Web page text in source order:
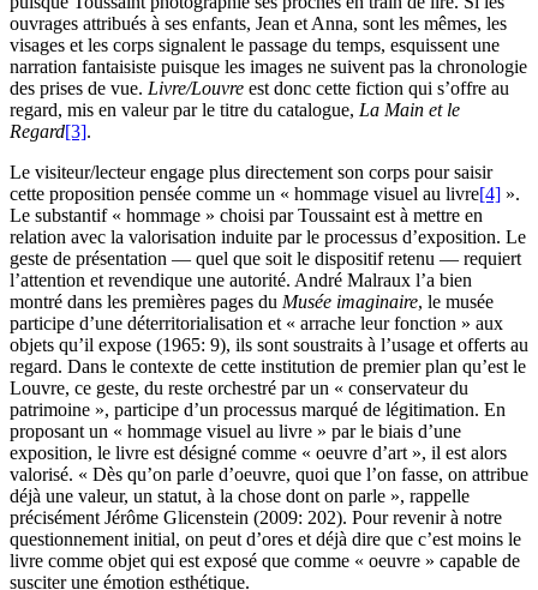
ouvrages attribués à ses enfants, Jean et Anna, sont les mêmes, les
visages et les corps signalent le passage du temps, esquissent une
narration fantaisiste puisque les images ne suivent pas la chronologie
des prises de vue. Livre/Louvre est donc cette fiction qui s’offre au
regard, mis en valeur par le titre du catalogue, La Main et le
Regard[3].
Le visiteur/lecteur engage plus directement son corps pour saisir
cette proposition pensée comme un « hommage visuel au livre[4] ».
Le substantif « hommage » choisi par Toussaint est à mettre en
relation avec la valorisation induite par le processus d’exposition. Le
geste de présentation — quel que soit le dispositif retenu — requiert
l’attention et revendique une autorité. André Malraux l’a bien
montré dans les premières pages du Musée imaginaire, le musée
participe d’une déterritorialisation et « arrache leur fonction » aux
objets qu’il expose (1965: 9), ils sont soustraits à l’usage et offerts au
regard. Dans le contexte de cette institution de premier plan qu’est le
Louvre, ce geste, du reste orchestré par un « conservateur du
patrimoine », participe d’un processus marqué de légitimation. En
proposant un « hommage visuel au livre » par le biais d’une
exposition, le livre est désigné comme « oeuvre d’art », il est alors
valorisé. « Dès qu’on parle d’oeuvre, quoi que l’on fasse, on attribue
déjà une valeur, un statut, à la chose dont on parle », rappelle
précisément Jérôme Glicenstein (2009: 202). Pour revenir à notre
questionnement initial, on peut d’ores et déjà dire que c’est moins le
livre comme objet qui est exposé que comme « oeuvre » capable de
susciter une émotion esthétique.